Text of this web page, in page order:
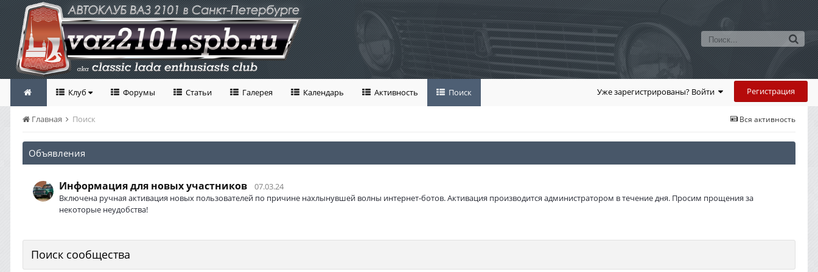
Уже зарегистрированы? Войти Регистрация
Клуб Форумы Статьи Галерея Календарь Активность Поиск
Вся активность
Главная Поиск
Объявления
Информация для новых участников
07.03.24
Включена ручная активация новых пользователей по причине нахлынувшей волны интернет-ботов. Активация производится администратором в течение дня. Просим прощения за
некоторые неудобства!
Поиск сообщества